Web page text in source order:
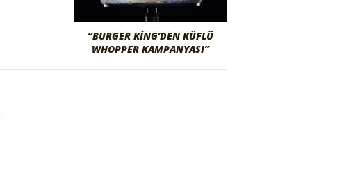
“BURGER KING’DEN KÜFLÜ
WHOPPER KAMPANYASI”